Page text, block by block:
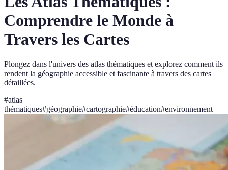
Comprendre le Monde à
Travers les Cartes
Plongez dans l'univers des atlas thématiques et explorez comment ils
rendent la géographie accessible et fascinante à travers des cartes
détaillées.
#atlas
thématiques#géographie#cartographie#éducation#environnement